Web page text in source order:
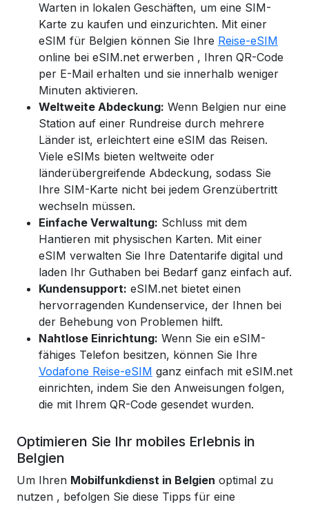
Warten in lokalen Geschäften, um eine SIM-
Karte zu kaufen und einzurichten. Mit einer
eSIM für Belgien können Sie Ihre Reise-eSIM
online bei eSIM.net erwerben , Ihren QR-Code
per E-Mail erhalten und sie innerhalb weniger
Minuten aktivieren.
Weltweite Abdeckung: Wenn Belgien nur eine
Station auf einer Rundreise durch mehrere
Länder ist, erleichtert eine eSIM das Reisen.
Viele eSIMs bieten weltweite oder
länderübergreifende Abdeckung, sodass Sie
Ihre SIM-Karte nicht bei jedem Grenzübertritt
wechseln müssen.
Einfache Verwaltung: Schluss mit dem
Hantieren mit physischen Karten. Mit einer
eSIM verwalten Sie Ihre Datentarife digital und
laden Ihr Guthaben bei Bedarf ganz einfach auf.
Kundensupport: eSIM.net bietet einen
hervorragenden Kundenservice, der Ihnen bei
der Behebung von Problemen hilft.
Nahtlose Einrichtung: Wenn Sie ein eSIM-
fähiges Telefon besitzen, können Sie Ihre
Vodafone Reise-eSIM ganz einfach mit eSIM.net
einrichten, indem Sie den Anweisungen folgen,
die mit Ihrem QR-Code gesendet wurden.
Optimieren Sie Ihr mobiles Erlebnis in
Belgien
Um Ihren Mobilfunkdienst in Belgien optimal zu
nutzen , befolgen Sie diese Tipps für eine